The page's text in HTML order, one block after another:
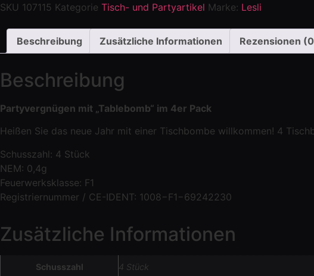
SKU 107115 Kategorie Tisch- und Partyartikel Marke: Lesli
Beschreibung Zusätzliche Informationen Rezensionen
Beschreibung
Partyvergnügen mit „Tablebomb“ im 4er Pack
Heißen Sie das neue Jahr mit einer Tischbombe willkommen! 4
Schusszahl: 4 Stück
NEM: 0,4g
Feuerwerksklasse: F1
Registriernummer / CE-IDENT: 1008−F1−69242230
Zusätzliche Informationen
Schusszahl 4 Stück